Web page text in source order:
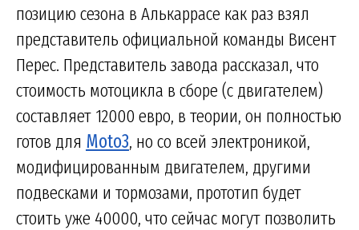
позицию сезона в Алькаррасе как раз взял
представитель официальной команды Висент
Перес. Представитель завода рассказал, что
стоимость мотоцикла в сборе (с двигателем)
составляет 12000 евро, в теории, он полностью
готов для Moto3, но со всей электроникой,
модифицированным двигателем, другими
подвесками и тормозами, прототип будет
стоить уже 40000, что сейчас могут позволить